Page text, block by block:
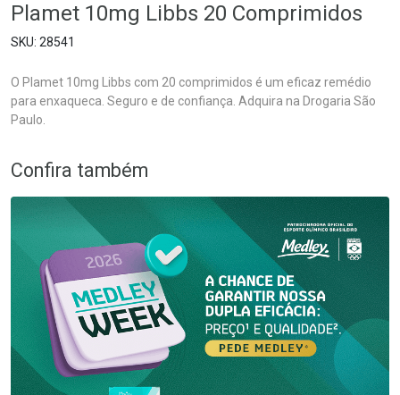
Plamet 10mg Libbs 20 Comprimidos
28541
O Plamet 10mg Libbs com 20 comprimidos é um eficaz remédio
para enxaqueca. Seguro e de confiança. Adquira na Drogaria São
Paulo.
Confira também